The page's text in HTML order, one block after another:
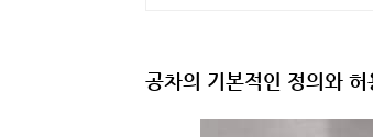
공차의 기본적인 정의와